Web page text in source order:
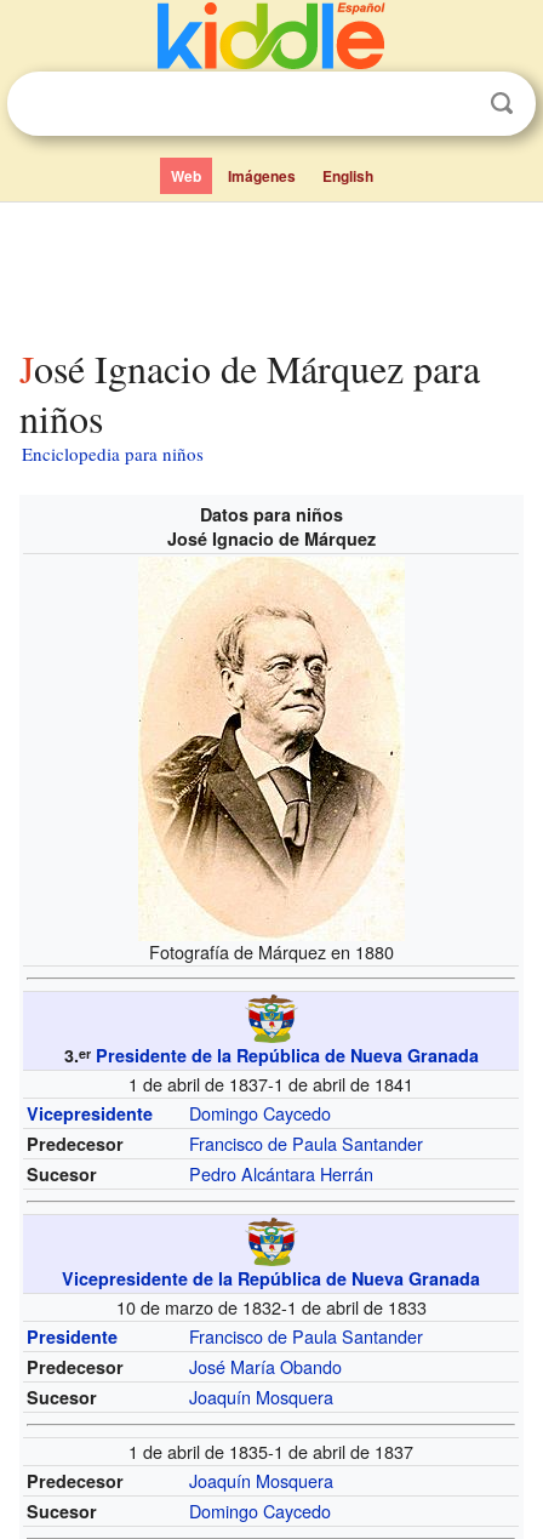
Web Imágenes English
José Ignacio de Márquez para
niños
Enciclopedia para niños
Datos para niños
José Ignacio de Márquez
Fotografía de Márquez en 1880
3.er Presidente de la República de Nueva Granada
1 de abril de 1837-1 de abril de 1841
Vicepresidente Domingo Caycedo
Predecesor Francisco de Paula Santander
Sucesor Pedro Alcántara Herrán
Vicepresidente de la República de Nueva Granada
10 de marzo de 1832-1 de abril de 1833
Presidente Francisco de Paula Santander
Predecesor José María Obando
Sucesor Joaquín Mosquera
1 de abril de 1835-1 de abril de 1837
Predecesor Joaquín Mosquera
Sucesor Domingo Caycedo